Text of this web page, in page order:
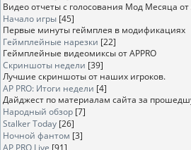
Видео отчеты с голосования Мод Месяца от
Начало игры [45]
Первые минуты геймплея в модификациях
Геймплейные нарезки [22]
Геймплейные видеомиксы от APPRO
Скриншоты недели [39]
Лучшие скриншоты от наших игроков.
AP PRO: Итоги недели [4]
Дайджест по материалам сайта за
Народный обзор [7]
Stalker Today [26]
Ночной фантом [3]
AP PRO Live [91]